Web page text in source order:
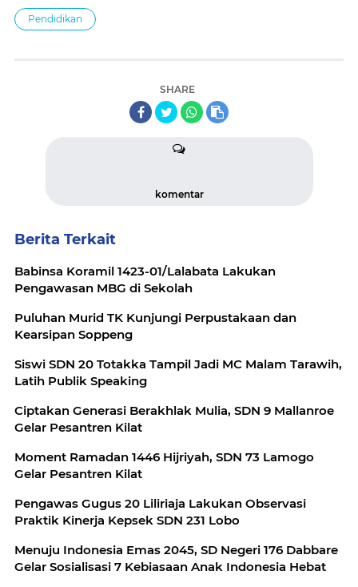
Pendidikan
SHARE
komentar
Berita Terkait
Babinsa Koramil 1423-01/Lalabata Lakukan
Pengawasan MBG di Sekolah
Puluhan Murid TK Kunjungi Perpustakaan dan
Kearsipan Soppeng
Siswi SDN 20 Totakka Tampil Jadi MC Malam Tarawih,
Latih Publik Speaking
Ciptakan Generasi Berakhlak Mulia, SDN 9 Mallanroe
Gelar Pesantren Kilat
Moment Ramadan 1446 Hijriyah, SDN 73 Lamogo
Gelar Pesantren Kilat
Pengawas Gugus 20 Liliriaja Lakukan Observasi
Praktik Kinerja Kepsek SDN 231 Lobo
Menuju Indonesia Emas 2045, SD Negeri 176 Dabbare
Gelar Sosialisasi 7 Kebiasaan Anak Indonesia Hebat